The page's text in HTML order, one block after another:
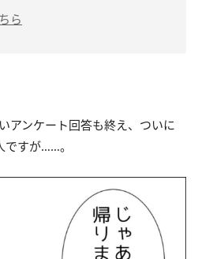
ら
アンケート回答も終え、ついに
ですが……。